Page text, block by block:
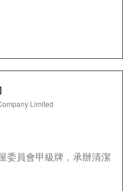
Limited
委員會甲級牌，承辦清潔